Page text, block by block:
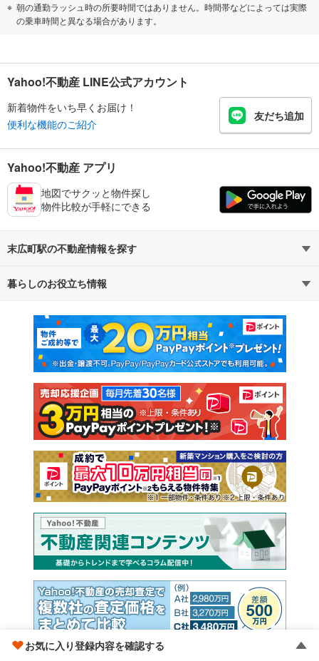
朝の通勤ラッシュ時の所要時間ではありません。時間帯などによっては実際
の乗車時間と異なる場合があります。
お気に入り登録内容を確認する
Yahoo!不動産 LINE公式アカウント
新着物件をいち早くお届け！
便利な機能のご紹介
友だち追加
Yahoo!不動産 アプリ
地図でサクッと物件探し
物件比較が手軽にできる
末広町駅の不動産情報を探す
不動産・住宅
新築マンション 中古マンション
新築一戸建て 中古一戸建て
注文住宅 土地
売却査定
暮らしのお役立ち情報
マンションカタログ 教えて！住まいの先生